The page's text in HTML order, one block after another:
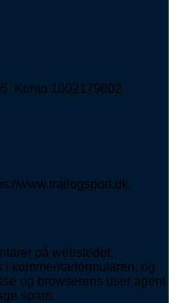
Konto 1002179802
www.trailogsport.dk.
på webstedet,
kommentarformularen, og
og browserens user agent
spam.